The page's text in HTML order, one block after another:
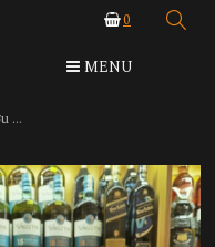
0
MENU
Kệ Rượu XO - Tỳ Hưu Xi Vàng 2023